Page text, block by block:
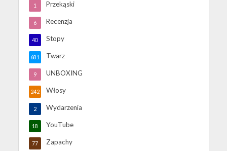
Przekąski
1
Recenzja
6
Stopy
40
Twarz
681
UNBOXING
9
Włosy
242
Wydarzenia
2
YouTube
18
Zapachy
77